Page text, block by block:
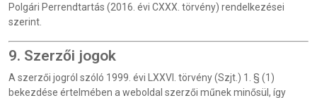
Polgári Perrendtartás (2016. évi CXXX. törvény) rendelkezései
szerint.
9. Szerzői jogok
A szerzői jogról szóló 1999. évi LXXVI. törvény (Szjt.) 1. § (1)
bekezdése értelmében a weboldal szerzői műnek minősül, így